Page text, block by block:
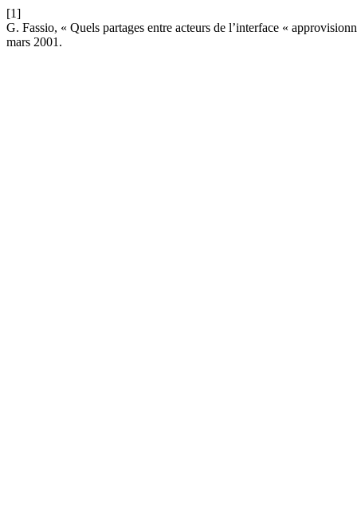
[1]
G. Fassio, « Quels partages entre acteurs de l’interface «
mars 2001.